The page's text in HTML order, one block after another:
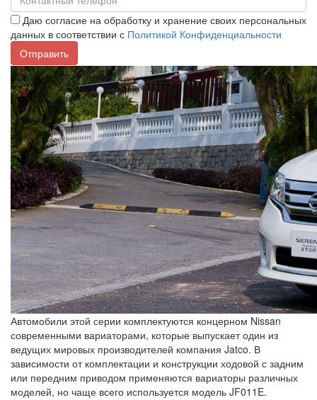
Даю согласие на обработку и хранение своих персональных
данных в соответствии с Политикой Конфиденциальности
Автомобили этой серии комплектуются концерном Nissan
современными вариаторами, которые выпускает один из
ведущих мировых производителей компания Jatco. В
зависимости от комплектации и конструкции ходовой с задним
или передним приводом применяются вариаторы различных
моделей, но чаще всего используется модель JF011E.